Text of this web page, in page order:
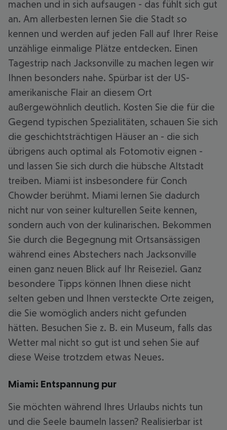
machen und in sich aufsaugen - das fühlt sich gut
an. Am allerbesten lernen Sie die Stadt so
kennen und werden auf jeden Fall auf Ihrer Reise
unzählige einmalige Plätze entdecken. Einen
Tagestrip nach Jacksonville zu machen legen wir
Ihnen besonders nahe. Spürbar ist der US-
amerikanische Flair an diesem Ort
außergewöhnlich deutlich. Kosten Sie die für die
Gegend typischen Spezialitäten, schauen Sie sich
die geschichtsträchtigen Häuser an - die sich
übrigens auch optimal als Fotomotiv eignen -
und lassen Sie sich durch die hübsche Altstadt
treiben. Miami ist insbesondere für Conch
Chowder berühmt. Miami lernen Sie dadurch
nicht nur von seiner kulturellen Seite kennen,
sondern auch von der kulinarischen. Bekommen
Sie durch die Begegnung mit Ortsansässigen
während eines Abstechers nach Jacksonville
einen ganz neuen Blick auf Ihr Reiseziel. Ganz
besondere Tipps können Ihnen diese nicht
selten geben und Ihnen versteckte Orte zeigen,
die Sie womöglich anders nicht gefunden
hätten. Besuchen Sie z. B. ein Museum, falls das
Wetter mal nicht so gut ist und sehen Sie auf
diese Weise trotzdem etwas Neues.
Miami: Entspannung pur
Sie möchten während Ihres Urlaubs nichts tun
und die Seele baumeln lassen? Realisierbar ist